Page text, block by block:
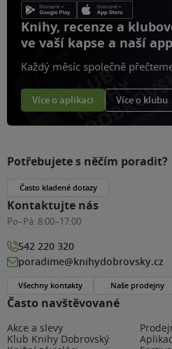
Knihy, recenze a
ve vaší kapse a naší
Každý měsíc společně
Více o aplikaci Více o klubu
Často navštěvované
Akce a slevy
Klub Knihy Dobrovský
Potřebujete s něčím poradit?
Často kladené dotazy
Kontaktujte nás
Po–Pá: 8:00–17:00
542 220 320
poradime@knihydobrovsky.cz
Všechny kontakty Naše prodejny